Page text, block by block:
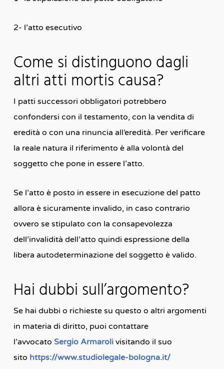
2- l’atto esecutivo
Come si distinguono dagli
altri atti mortis causa?
I patti successori obbligatori potrebbero
confondersi con il testamento, con la vendita di
eredità o con una rinuncia all’eredità. Per verificare
la reale natura il riferimento è alla volontà del
soggetto che pone in essere l’atto.
Se l’atto è posto in essere in esecuzione del patto
allora è sicuramente invalido, in caso contrario
ovvero se stipulato con la consapevolezza
dell’invalidità dell’atto quindi espressione della
libera autodeterminazione del soggetto è valido.
Hai dubbi sull’argomento?
Se hai dubbi o richieste su questo o altri argomenti
in materia di diritto, puoi contattare
l’avvocato Sergio Armaroli visitando il suo
sito https://www.studiolegale-bologna.it/